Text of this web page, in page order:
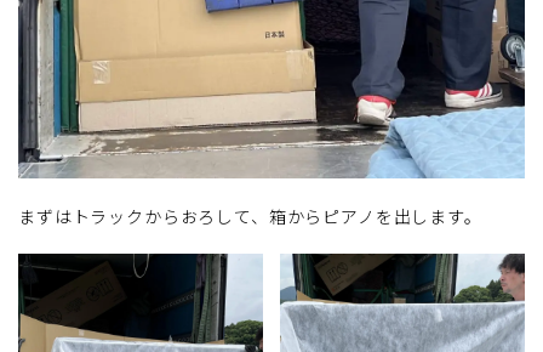
まずはトラックからおろして、箱からピアノを出します。